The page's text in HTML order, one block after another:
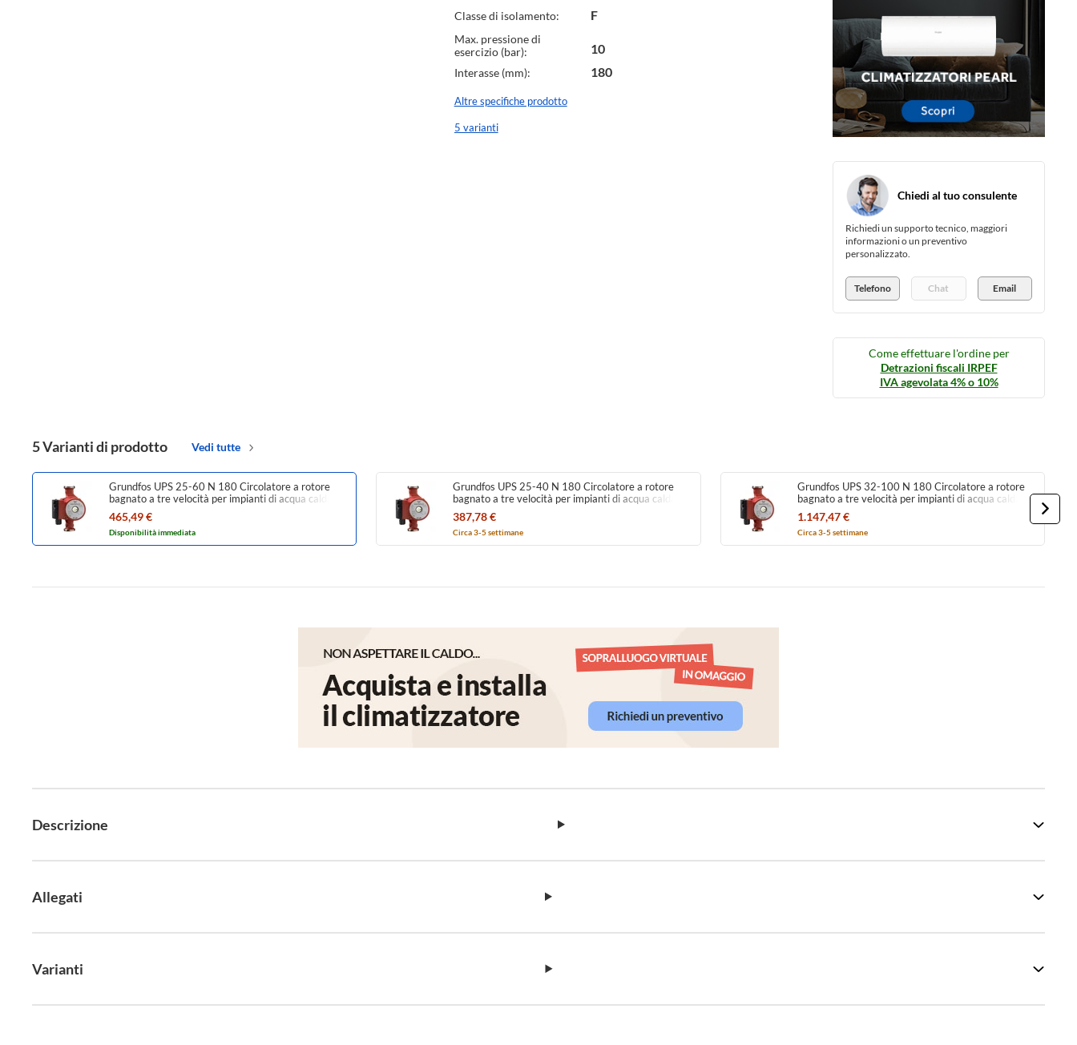
Classe di isolamento: F
Max. pressione di
esercizio (bar):
10
Interasse (mm): 180
Altre specifiche prodotto
5 varianti
Chiedi al tuo consulente
Richiedi un supporto tecnico, maggiori
informazioni o un preventivo
personalizzato.
Telefono Chat Email
Come effettuare l'ordine per
Detrazioni fiscali IRPEF
IVA agevolata 4% o 10%
5 Varianti di prodotto Vedi tutte
Grundfos UPS 25-60 N 180 Circolatore a rotore
bagnato a tre velocità per impianti di acqua calda
sanitaria domestici, bocche filettate G 1" 1/2,
prevalenza max 6 m 96913085
465,49 €
Disponibilità immediata
Grundfos UPS 25-40 N 180 Circolatore a rotore
bagnato a tre velocità per impianti di acqua calda
sanitaria domestici, bocche filettate G 1" 1/2,
prevalenza max 4 m 96913060
387,78 €
Circa 3-5 settimane
Grundfos UPS 32-100 N 180 Circolatore a rotore
bagnato a tre velocità per impianti di acqua calda
sanitaria domestici, bocche filettate G 2",
prevalenza max 10 m 95906489
1.147,47 €
Circa 3-5 settimane
Descrizione
Allegati
Varianti